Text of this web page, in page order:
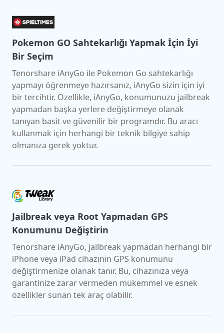
Pokemon GO Sahtekarlığı Yapmak İçin İyi
Bir Seçim
Tenorshare iAnyGo ile Pokemon Go sahtekarlığı
yapmayı öğrenmeye hazırsanız, iAnyGo sizin için iyi
bir tercihtir. Özellikle, iAnyGo, konumunuzu jailbreak
yapmadan başka yerlere değiştirmeye olanak
tanıyan basit ve güvenilir bir programdır. Bu aracı
kullanmak için herhangi bir teknik bilgiye sahip
olmanıza gerek yoktur.
Jailbreak veya Root Yapmadan GPS
Konumunu Değiştirin
Tenorshare iAnyGo, jailbreak yapmadan herhangi bir
iPhone veya iPad cihazının GPS konumunu
değiştirmenize olanak tanır. Bu, cihazınıza veya
garantinize zarar vermeden mükemmel ve esnek
özellikler sunan tek araç olabilir.